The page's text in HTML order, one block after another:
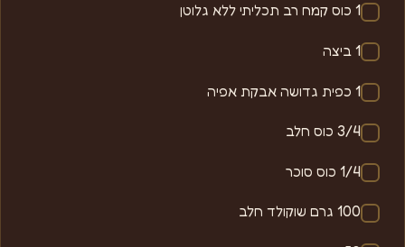
1 כוס קמח רב תכליתי ללא גלוטן
1 ביצה
1 כפית גדושה אבקת אפיה
3/4 כוס חלב
1/4 כוס סוכר
100 גרם שוקולד חלב